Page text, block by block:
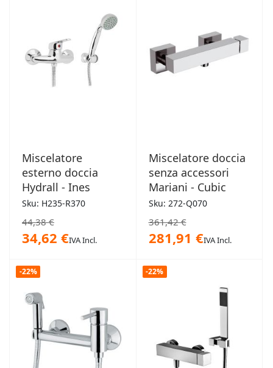
Miscelatore
esterno doccia
Hydrall - Ines
Sku: H235-R370
44,38 €
34,62 €IVA Incl.
Miscelatore doccia
senza accessori
Mariani - Cubic
Sku: 272-Q070
361,42 €
281,91 €IVA Incl.
-22% -22%